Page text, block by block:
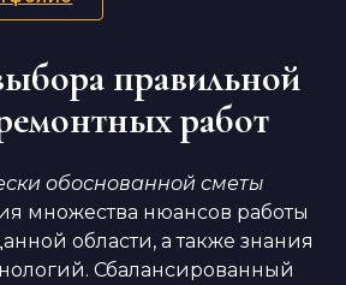
правильной
работ
обоснованной сметы
множества нюансов работы
области, а также знания
Сбалансированный